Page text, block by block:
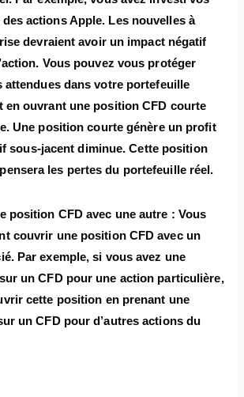
actions Apple. Les nouvelles à
devraient avoir un impact négatif
Vous pouvez vous protéger
attendues dans votre portefeuille
en ouvrant une position CFD courte
Une position courte génère un profit
sous-jacent diminue. Cette position
les pertes du portefeuille réel.
position CFD avec une autre : Vous
couvrir une position CFD avec un
Par exemple, si vous avez une
un CFD pour une action particulière,
cette position en prenant une
un CFD pour d’autres actions du